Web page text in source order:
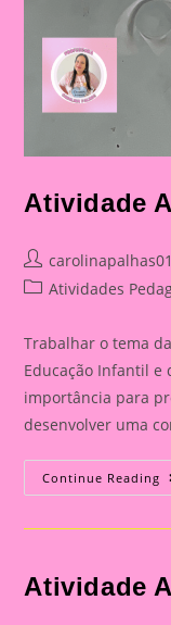
Atividade
Post
author:
carolinapalhas01
PostAtividades
Trabalhar o tema
Educação Infantil e
importância para
desenvolver uma
Continue Reading
Atividade